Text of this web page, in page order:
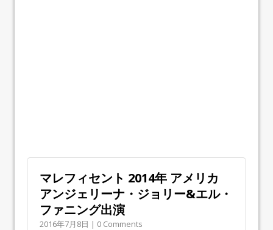
マレフィセント 2014年 アメリカ
アンジェリーナ・ジョリー&エル・
ファニング出演
2016年7月8日 | 0 Comments